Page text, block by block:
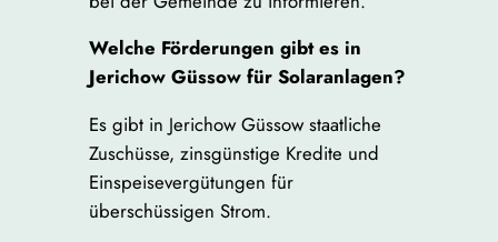
Welche Förderungen gibt es in
Jerichow Güssow für Solaranlagen?
Es gibt in Jerichow Güssow staatliche
Zuschüsse, zinsgünstige Kredite und
Einspeisevergütungen für
überschüssigen Strom.